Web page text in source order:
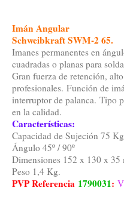
Imán Angular
Schweibkraft SWM-2 65.
Imanes permanentes en
cuadradas o planas para
Gran fuerza de retención,
profesionales. Función de
interruptor de palanca. Tipo
en la calidad.
Características:
Capacidad de Sujeción 75
Ángulo 45º / 90º
Dimensiones 152 x 130 x 35
Peso 1,4 Kg.
PVP Referencia 1790031: